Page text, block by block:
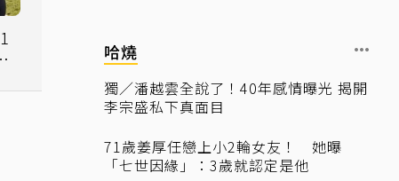
哈燒
獨／潘越雲全說了！40年感情曝光 揭開
李宗盛私下真面目
71歲姜厚任戀上小2輪女友！ 她曝
「七世因緣」：3歲就認定是他